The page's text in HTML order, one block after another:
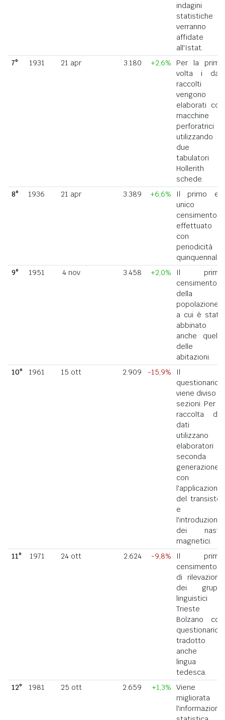
indagini
statistiche
verranno
affidate
all'Istat.
7°
1931 21 apr 3.180 +2,6%
Per la prima
volta i dati
raccolti
vengono
elaborati con
macchine
perforatrici
utilizzando
due
tabulatori
Hollerith a
schede.
8°
1936 21 apr 3.389 +6,6%
Il primo ed
unico
censimento
effettuato
con
periodicità
quinquennale.
9°
1951 4 nov 3.458 +2,0%
Il primo
censimento
della
popolazione
a cui è stato
abbinato
anche quello
delle
abitazioni.
10°
1961 15 ott 2.909 -15,9%
Il
questionario
viene diviso in
sezioni. Per la
raccolta dei
dati si
utilizzano
elaboratori di
seconda
generazione
con
l'applicazione
del transistor
e
l'introduzione
dei nastri
magnetici.
11°
1971 24 ott 2.624 -9,8%
Il primo
censimento
di rilevazione
dei gruppi
linguistici di
Trieste e
Bolzano con
questionario
tradotto
anche in
lingua
tedesca.
12°
1981 25 ott 2.659 +1,3%
Viene
migliorata
l'informazione